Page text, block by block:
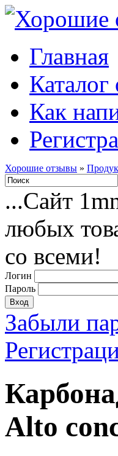
Главная
Каталог
Как
Хорошие отзывы »
...Сайт
любых
со всеми!
Логин
Пароль
Забыли
Alto